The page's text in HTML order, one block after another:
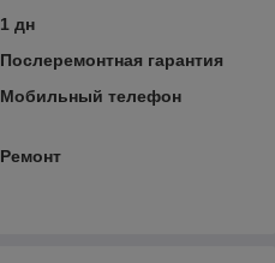
1 дн
Послеремонтная гарантия
Мобильный телефон
Ремонт